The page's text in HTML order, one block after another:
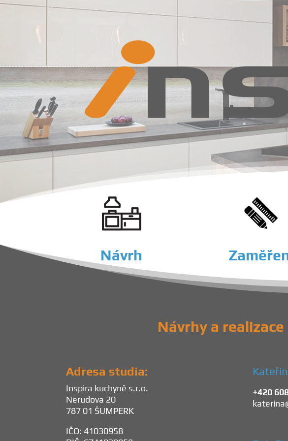
Návrh
Návrhy a
Adresa studia:
Inspira kuchyně s.r.o.
Nerudova 20
787 01 ŠUMPERK
IČO: 41030958
+420